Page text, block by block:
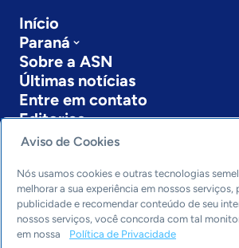
Início
Paraná
Sobre a ASN
Últimas notícias
Entre em contato
Editorias
Economia & Política
Inovação & Tecnologia
Cultura empreendedora
Dados
Arquivo
Aviso de Cookies
Nós usamos cookies e outras tecnologias
melhorar a sua experiência em nossos serviços,
publicidade e recomendar conteúdo de seu
nossos serviços, você concorda com tal
em nossa
Política de Privacidade